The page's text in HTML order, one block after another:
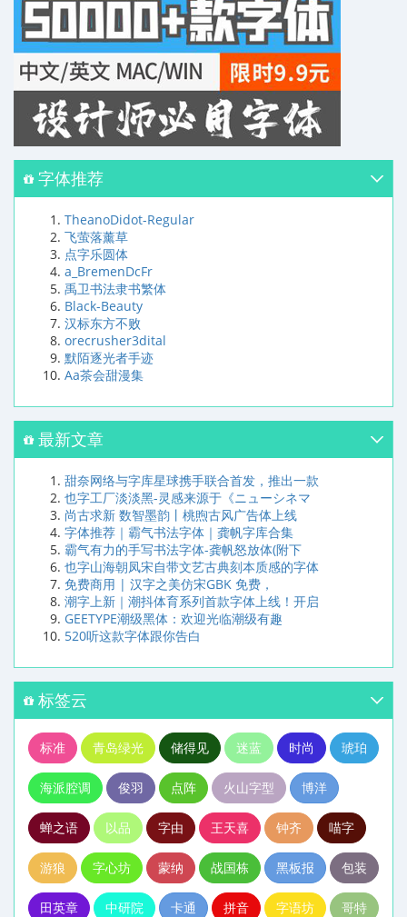
字体推荐
TheanoDidot-Regular
飞萤落薰草
点字乐圆体
a_BremenDcFr
禹卫书法隶书繁体
Black-Beauty
汉标东方不败
orecrusher3dital
默陌逐光者手迹
Aa茶会甜漫集
最新文章
甜奈网络与字库星球携手联合首发，推出一款
也字工厂淡淡黑-灵感来源于《ニューシネマ
尚古求新 数智墨韵丨桃煦古风广告体上线
字体推荐｜霸气书法字体｜龚帆字库合集
霸气有力的手写书法字体-龚帆怒放体(附下
也字山海朝凤宋自带文艺古典刻本质感的字体
免费商用 | 汉字之美仿宋GBK 免费，
潮字上新｜潮抖体育系列首款字体上线！开启
GEETYPE潮级黑体：欢迎光临潮级有趣
520听这款字体跟你告白
标签云
标准 青岛绿光 储得见 迷蓝 时尚 琥珀
海派腔调 俊羽 点阵 火山字型 博洋
蝉之语 以品 字由 王天喜 钟齐 喵字
游狼 字心坊 蒙纳 战国栋 黑板报 包装
田英章 中研院 卡通 拼音 字语坊 哥特